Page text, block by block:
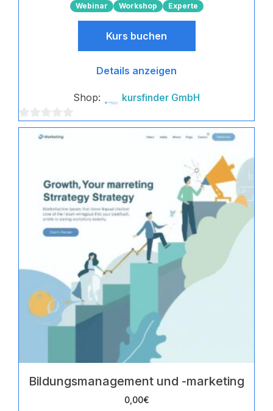
Webinar Workshop Experte
Kurs buchen
Details anzeigen
Shop: kursfinder GmbH
0
Bildungsmanagement und -marketing
0,00€